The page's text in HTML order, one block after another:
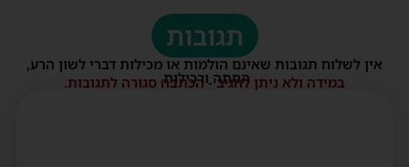
תגובות
אין לשלוח תגובות שאינם הולמות או מכילות דברי לשון הרע,
הסתה ורכילות.
במידה ולא ניתן להגיב - הכתבה סגורה לתגובות.